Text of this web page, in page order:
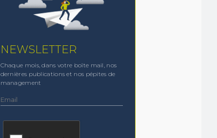
NEWSLETTER
Chaque mois, dans votre boîte mail, nos
dernières publications et nos pépites de
management